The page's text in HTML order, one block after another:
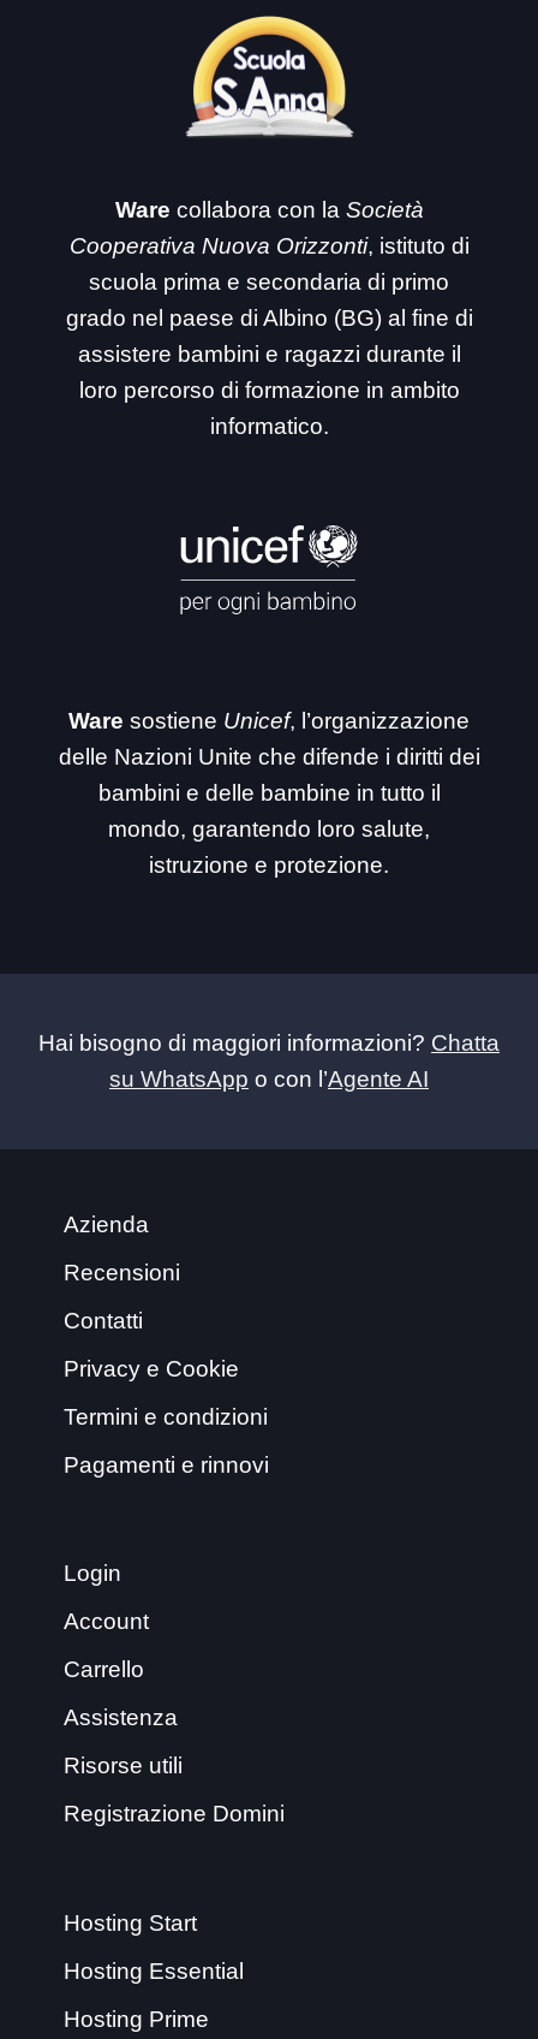
Ware collabora con la Società
Cooperativa Nuova Orizzonti, istituto di
scuola prima e secondaria di primo
grado nel paese di Albino (BG) al fine di
assistere bambini e ragazzi durante il
loro percorso di formazione in ambito
informatico.
Ware sostiene Unicef, l’organizzazione
delle Nazioni Unite che difende i diritti dei
bambini e delle bambine in tutto il
mondo, garantendo loro salute,
istruzione e protezione.
Hai bisogno di maggiori informazioni? Chatta
su WhatsApp o con l’Agente AI
Azienda
Recensioni
Contatti
Privacy e Cookie
Termini e condizioni
Pagamenti e rinnovi
Login
Account
Carrello
Assistenza
Risorse utili
Registrazione Domini
Hosting Start
Hosting Essential
Hosting Prime